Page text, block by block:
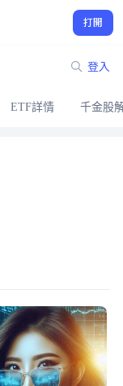
打開
登入
ETF詳情 千金股